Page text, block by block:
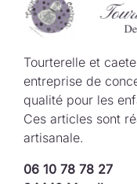
Tourterelle et
entreprise de
qualité pour les
Ces articles sont
artisanale.
06 10 78 78 27